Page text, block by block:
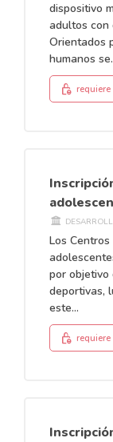
dispositivo
adultos con
Orientados
humanos
lock_person
Los
por objetivo
deportivas,
este...
lock_person